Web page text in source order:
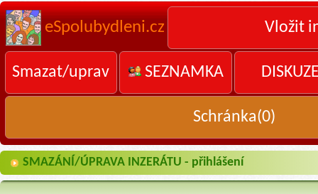
eSpolubydleni.cz Vložit
Smazat/uprav SEZNAMKA
Schránka(0)
SMAZÁNÍ/ÚPRAVA INZERÁTU - přihlášení